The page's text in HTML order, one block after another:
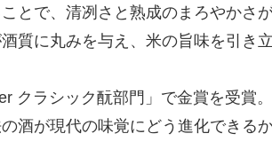
とで、清冽さと熟成のまろやかさが
質に丸みを与え、米の旨味を引き立
クラシック酛部門」で金賞を受賞。
酒が現代の味覚にどう進化できる